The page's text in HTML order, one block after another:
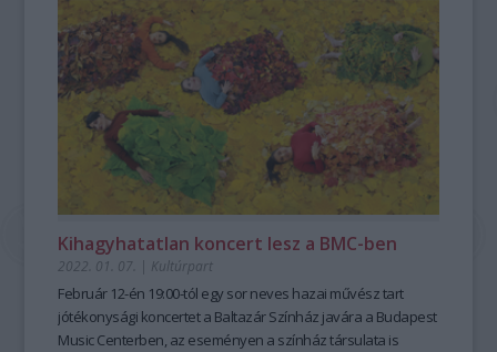
Kihagyhatatlan koncert lesz a BMC-ben
2022. 01. 07. | Kultúrpart
Február 12-én 19:00-tól egy sor neves hazai művész tart
jótékonysági koncertet a Baltazár Színház javára a Budapest
Music Centerben, az eseményen a színház társulata is